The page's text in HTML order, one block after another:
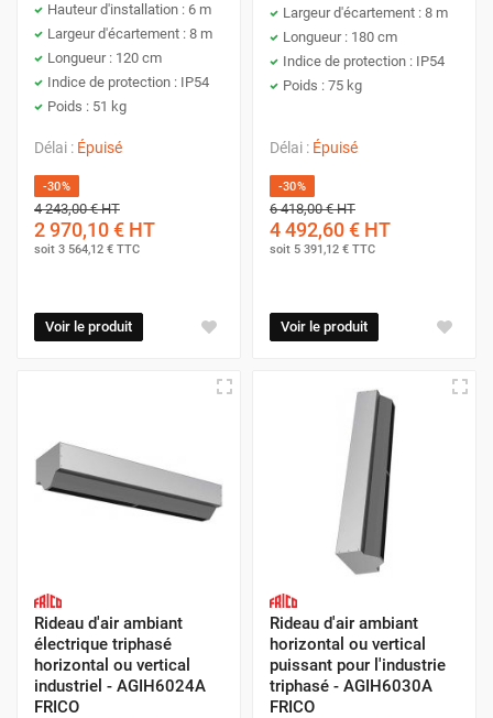
Hauteur d'installation : 6 m
Largeur d'écartement : 8 m
Longueur : 120 cm
Indice de protection : IP54
Poids : 51 kg
Délai : Épuisé
-30%
4 243,00 €HT
2 970,10 € HT
soit 3 564,12 € TTC
Voir le produit
Largeur d'écartement : 8 m
Longueur : 180 cm
Indice de protection : IP54
Poids : 75 kg
Délai : Épuisé
-30%
6 418,00 €HT
4 492,60 € HT
soit 5 391,12 € TTC
Voir le produit
Rideau d'air ambiant
électrique triphasé
horizontal ou vertical
industriel - AGIH6024A
FRICO
Rideau d'air ambiant
horizontal ou vertical
puissant pour l'industrie
triphasé - AGIH6030A
FRICO